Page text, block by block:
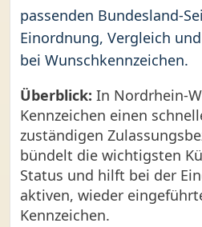
passenden Bundesland-
Einordnung, Vergleich
bei Wunschkennzeichen.
Überblick: In Nordrhein-
Kennzeichen einen
zuständigen
bündelt die wichtigsten
Status und hilft bei der
aktiven, wieder
Kennzeichen.